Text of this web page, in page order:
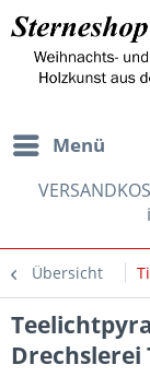
Menü
Übersicht
Drechslerei